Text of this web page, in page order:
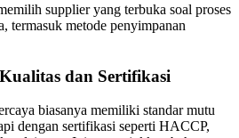
supplier yang terbuka soal proses
termasuk metode penyimpanan
dan Sertifikasi
biasanya memiliki standar mutu
dengan sertifikasi seperti HACCP,